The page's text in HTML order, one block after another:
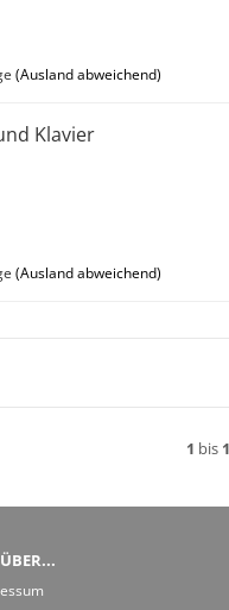
(Ausland abweichend)
Klavier
(Ausland abweichend)
1 bis